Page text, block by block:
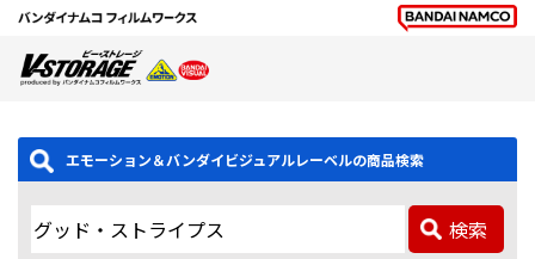
エモーション＆バンダイビジュアルレーベルの商品検索
検索